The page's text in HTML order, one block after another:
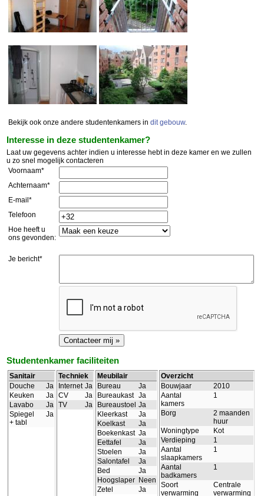
Bekijk ook onze andere studentenkamers in dit gebouw.
Interesse in deze studentenkamer?
Laat uw gegevens achter indien u interesse hebt in deze kamer en we zullen
u zo snel mogelijk contacteren
Voornaam*
Achternaam*
E-mail*
Telefoon
Hoe heeft u
ons gevonden:
Je bericht*
Studentenkamer faciliteiten
Sanitair
Douche
Ja
Keuken
Ja
Lavabo
Ja
Spiegel
+ tabl
Ja
Techniek
Internet Ja
CV
Ja
TV
Ja
Meubilair
Bureau
Ja
Bureaukast Ja
Bureaustoel Ja
Kleerkast
Ja
Koelkast
Ja
Boekenkast Ja
Eettafel
Ja
Stoelen
Ja
Salontafel
Ja
Bed
Ja
Hoogslaper Neen
Zetel
Ja
Overzicht
Bouwjaar
2010
Aantal
kamers
1
Borg
2 maanden
huur
Woningtype
Kot
Verdieping
1
Aantal
slaapkamers
1
Aantal
badkamers
1
Soort
verwarming
Centrale
verwarming